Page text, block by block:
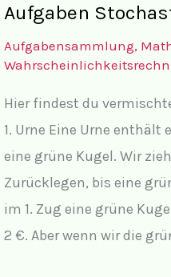
Aufgaben
Aufgabensammlung,
Hier findest du
1. Urne Eine Urne enthält
eine grüne Kugel. Wir
Zurücklegen, bis eine
im 1. Zug eine grüne
2 €. Aber wenn wir die